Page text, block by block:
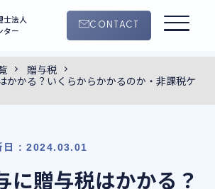
士法人
ター
CONTACT
55-4145 CONTACT
ビス案内
きの流れ
贈与税
かかる？いくらからかかるのか・非課税ケ
日 : 2024.03.01
に贈与税はかかる？